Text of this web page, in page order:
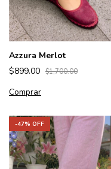
Azzura Merlot
$899.00 $1,700.00
Comprar
-47% OFF